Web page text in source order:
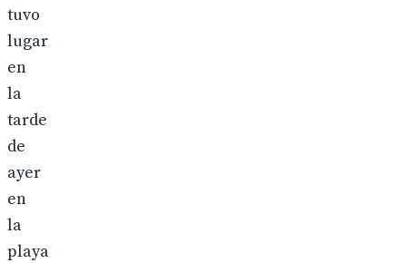
tuvo
lugar
en
la
tarde
de
ayer
en
la
playa